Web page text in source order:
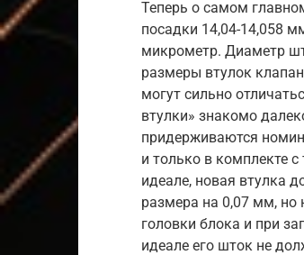
Теперь о самом
посадки 14,04-14,058
микрометр. Диаметр
размеры втулок
могут сильно
втулки» знакомо
придерживаются
и только в комплекте
идеале, новая втулка
размера на 0,07 мм, но
головки блока и при
идеале его шток не